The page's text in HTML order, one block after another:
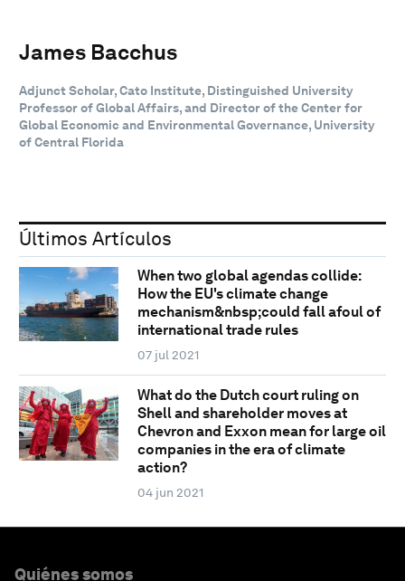
James Bacchus
Adjunct Scholar, Cato Institute, Distinguished University
Professor of Global Affairs, and Director of the Center for
Global Economic and Environmental Governance, University
of Central Florida
Últimos Artículos
When two global agendas collide:
How the EU's climate change
mechanism&nbsp;could fall afoul of
international trade rules
07 jul 2021
What do the Dutch court ruling on
Shell and shareholder moves at
Chevron and Exxon mean for large oil
companies in the era of climate
action?
04 jun 2021
Quiénes somos